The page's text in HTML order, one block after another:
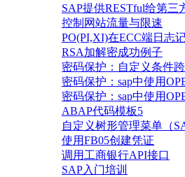
SAP提供RESTful给第三
控制网站流量与限速
PO(PI,XI)在ECC端日志
RSA加解密成功例子
密码保护：自定义条件
密码保护：sap中使用
密码保护：sap中使用
ABAP代码模板5
自定义树形管理菜单（
使用FB05创建凭证
调用工商银行API接口
SAP入门培训